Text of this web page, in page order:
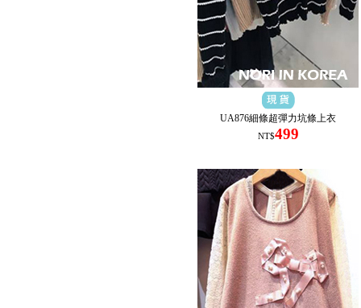
UA876細條超彈力坑條上衣
NT$499